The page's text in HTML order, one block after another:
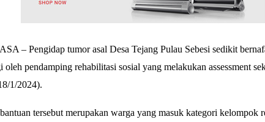
– Pengidap tumor asal Desa Tejang Pulau Sebesi sedikit
oleh pendamping rehabilitasi sosial yang melakukan assessment
1/2024).
bantuan tersebut merupakan warga yang masuk kategori kelompok